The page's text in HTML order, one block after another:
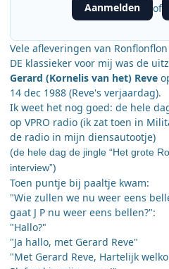
Aanmelden of
Vele afleveringen van
DE klassieker voor mij was de
Gerard (Kornelis van het) Reve
14 dec 1988 (Reve's verjaardag).
Ik weet het nog goed: de hele
op VPRO radio (ik zat toen in
de radio in mijn diensautootje)
(de hele dag de jingle “Het grote
interview”)
Toen puntje bij paaltje kwam:
"Wie zullen we nu weer eens
gaat J P nu weer eens bellen?":
"Hallo?"
"Ja hallo, met Gerard Reve"
"Met Gerard Reve, Hartelijk